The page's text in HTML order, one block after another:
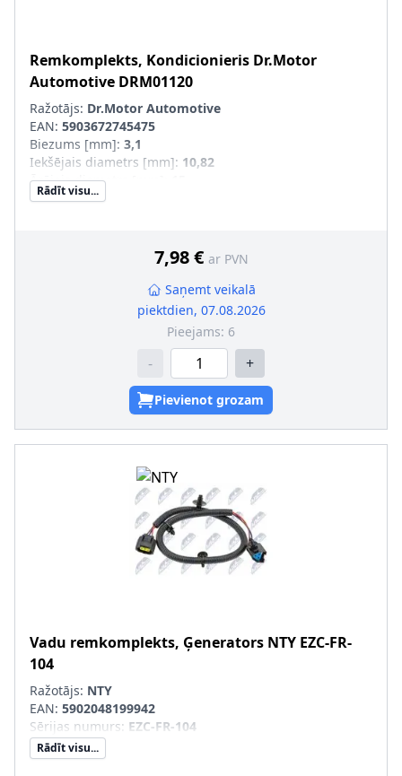
Remkomplekts, Kondicionieris Dr.Motor
Automotive DRM01120
Ražotājs: Dr.Motor Automotive
EAN: 5903672745475
Biezums [mm]: 3,1
Iekšējais diametrs [mm]: 10,82
Ārējais diametrs [mm]
Daudzums:10
Rādīt visu...
7,98 € ar PVN
Saņemt veikalā
piektdien, 07.08.2026
Pieejams: 6
- +
Pievienot grozam
Vadu remkomplekts, Ģenerators NTY EZC-FR-
104
Ražotājs: NTY
EAN: 5902048199942
Sērijas numurs: EZC-FR-104
Rādīt visu...